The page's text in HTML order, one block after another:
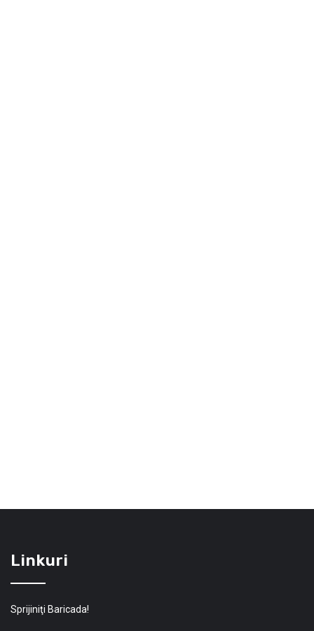
Linkuri
Sprijiniţi Baricada!